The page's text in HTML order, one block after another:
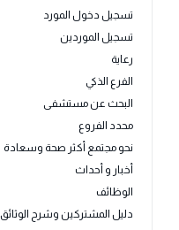
تسجيل دخول المورد
تسجيل الموردين
رعاية
الفرع الذكي
البحث عن مستشفى
محدد الفروع
نحو مجتمع أكثر صحة وسعادة
أخبار و أحداث
الوظائف
دليل المشتركين وشرح الوثائق